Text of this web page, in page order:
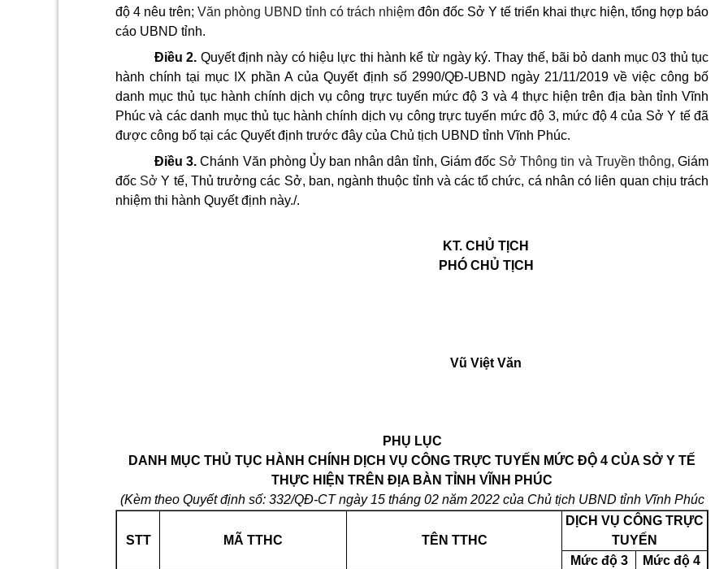
độ 4 nêu trên; Văn phòng UBND tỉnh có trách nhiệm đôn đốc Sở Y tế triển khai thực hiện, tổng hợp báo
cáo UBND tỉnh.
Điều 2. Quyết định này có hiệu lực thi hành kể từ ngày ký.Thay thế, bãi bỏ danh mục 03 thủ tục
hành chính tại mục IX phần A của Quyết định số 2990/QĐ-UBND ngày 21/11/2019 về việc công bố
danh mục thủ tục hành chính dịch vụ công trực tuyến mức độ 3 và 4 thực hiện trên địa bàn tỉnh Vĩnh
Phúc và các danh mục thủ tục hành chính dịch vụ công trực tuyến mức độ 3, mức độ 4 của Sở Y tế đã
được công bố tại các Quyết định trước đây của Chủ tịch UBND tỉnh Vĩnh Phúc.
Điều 3.Chánh Văn phòng Ủy ban nhân dân tỉnh, Giám đốc Sở Thông tin và Truyền thông,Giám
đốc SởY tế, Thủ trưởng các Sở, ban, ngành thuộc tỉnh và các tổ chức, cá nhân có liên quan chịu trách
nhiệm thi hành Quyết định này./.
KT. CHỦ TỊCH
PHÓ CHỦ TỊCH
Vũ Việt Văn
PHỤ LỤC
DANH MỤC THỦ TỤC HÀNH CHÍNH DỊCH VỤ CÔNG TRỰC TUYẾN MỨC ĐỘ 4 CỦA SỞ Y TẾ
THỰC HIỆN TRÊN ĐỊA BÀN TỈNH VĨNH PHÚC
(Kèm theo Quyết định số: 332/QĐ-CT ngày 15 tháng 02 năm 2022 của Chủ tịch UBND tỉnh Vĩnh Phúc
STT MÃ TTHC TÊN TTHC
DỊCH VỤ CÔNG TRỰC
TUYẾN
Mức độ 3
Mức độ 4